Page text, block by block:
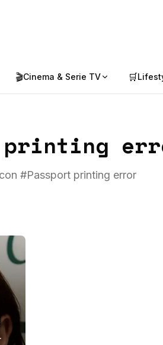
🎬Cinema & Serie TV 🛒
printing
#Passport printing error